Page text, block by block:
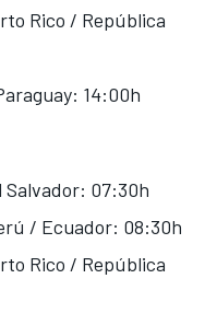
Rico / República
14:00h
Salvador: 07:30h
/ Ecuador: 08:30h
Rico / República